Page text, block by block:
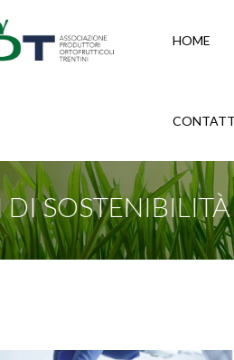
HOME
SOSTENIBILITÀ